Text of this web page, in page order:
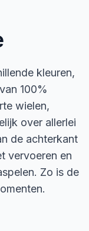
kleuren,
100%
wielen,
over allerlei
de achterkant
vervoeren en
Zo is de